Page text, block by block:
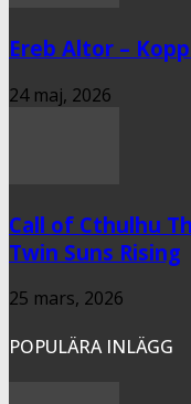
Ereb Altor –
24 maj, 2026
Call of Cthulhu
Twin Suns Rising
25 mars, 2026
POPULÄRA INLÄGG